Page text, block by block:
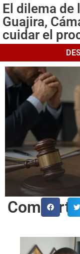
El dilema de
Guajira,
cuidar el
Comparte